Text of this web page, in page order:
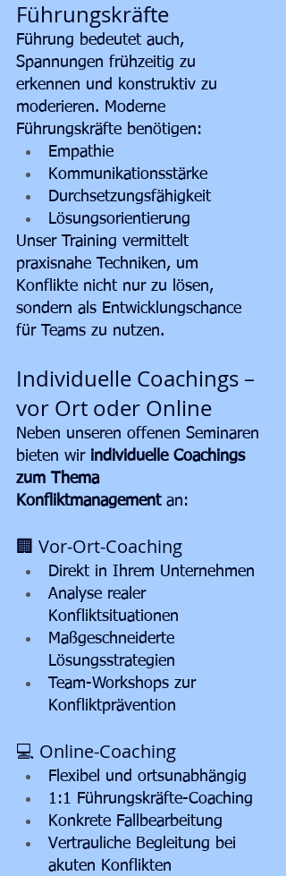
Führungskräfte
Führung bedeutet auch,
Spannungen frühzeitig zu
erkennen und konstruktiv zu
moderieren. Moderne
Führungskräfte benötigen:
Empathie
Kommunikationsstärke
Durchsetzungsfähigkeit
Lösungsorientierung
Unser Training vermittelt
praxisnahe Techniken, um
Konflikte nicht nur zu lösen,
sondern als Entwicklungschance
für Teams zu nutzen.
Individuelle Coachings –
vor Ort oder Online
Neben unseren offenen Seminaren
bieten wir individuelle Coachings
zum Thema
Konfliktmanagement an:
🏢 Vor-Ort-Coaching
Direkt in Ihrem Unternehmen
Analyse realer
Konfliktsituationen
Maßgeschneiderte
Lösungsstrategien
Team-Workshops zur
Konfliktprävention
💻 Online-Coaching
Flexibel und ortsunabhängig
1:1 Führungskräfte-Coaching
Konkrete Fallbearbeitung
Vertrauliche Begleitung bei
akuten Konflikten